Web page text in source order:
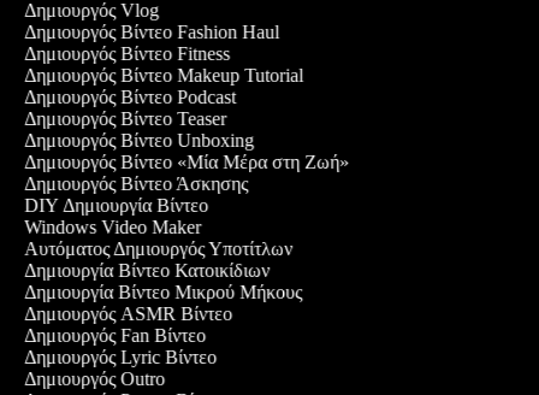
Δημιουργός Vlog
Δημιουργός Βίντεο Fashion Haul
Δημιουργός Βίντεο Fitness
Δημιουργός Βίντεο Makeup Tutorial
Δημιουργός Βίντεο Podcast
Δημιουργός Βίντεο Teaser
Δημιουργός Βίντεο Unboxing
Δημιουργός Βίντεο «Μία Μέρα στη Ζωή»
Δημιουργός Βίντεο Άσκησης
DIY Δημιουργία Βίντεο
Windows Video Maker
Αυτόματος Δημιουργός Υποτίτλων
Δημιουργία Βίντεο Κατοικίδιων
Δημιουργία Βίντεο Μικρού Μήκους
Δημιουργός ASMR Βίντεο
Δημιουργός Fan Βίντεο
Δημιουργός Lyric Βίντεο
Δημιουργός Outro